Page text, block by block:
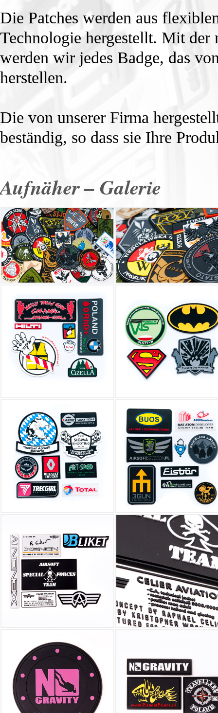
Die Patches werden aus
Technologie hergestellt. Mit der
werden wir jedes Badge, das
herstellen.
Die von unserer Firma
beständig, so dass sie Ihre
Aufnäher – Galerie